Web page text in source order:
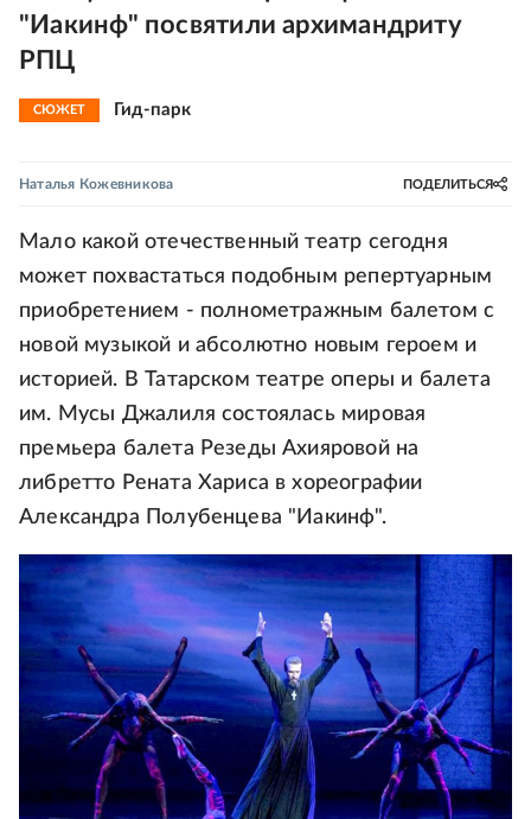
"Иакинф" посвятили архимандриту
РПЦ
СЮЖЕТ Гид-парк
Наталья Кожевникова ПОДЕЛИТЬСЯ
Мало какой отечественный театр сегодня
может похвастаться подобным репертуарным
приобретением - полнометражным балетом с
новой музыкой и абсолютно новым героем и
историей. В Татарском театре оперы и балета
им. Мусы Джалиля состоялась мировая
премьера балета Резеды Ахияровой на
либретто Рената Хариса в хореографии
Александра Полубенцева "Иакинф".